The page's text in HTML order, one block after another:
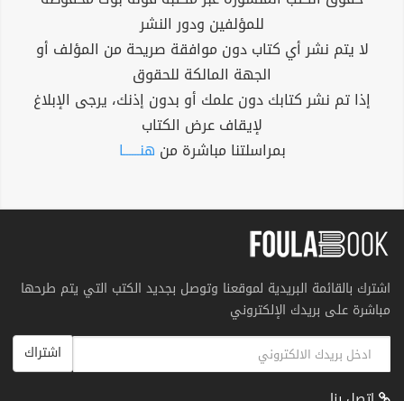
للمؤلفين ودور النشر
لا يتم نشر أي كتاب دون موافقة صريحة من المؤلف أو
الجهة المالكة للحقوق
إذا تم نشر كتابك دون علمك أو بدون إذنك، يرجى الإبلاغ
لإيقاف عرض الكتاب
بمراسلتنا مباشرة من هنــــــا
اشترك بالقائمة البريدية لموقعنا وتوصل بجديد الكتب التي يتم طرحها
مباشرة على بريدك الإلكتروني
اشتراك